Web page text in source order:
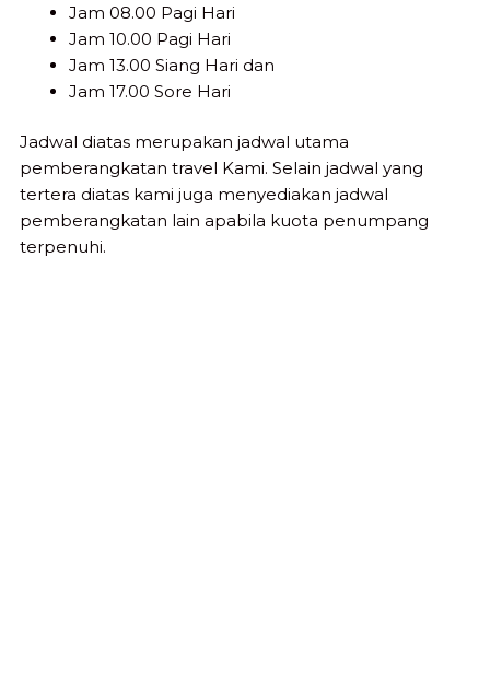
Jam 08.00 Pagi Hari
Jam 10.00 Pagi Hari
Jam 13.00 Siang Hari dan
Jam 17.00 Sore Hari
Jadwal diatas merupakan jadwal utama
pemberangkatan travel Kami. Selain jadwal yang
tertera diatas kami juga menyediakan jadwal
pemberangkatan lain apabila kuota penumpang
terpenuhi.